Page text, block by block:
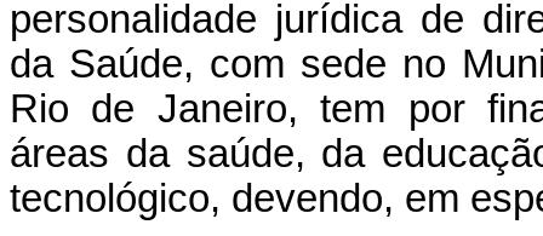
personalidade jurídica de
da Saúde, com sede no
Rio de Janeiro, tem por
áreas da saúde, da
tecnológico, devendo, em